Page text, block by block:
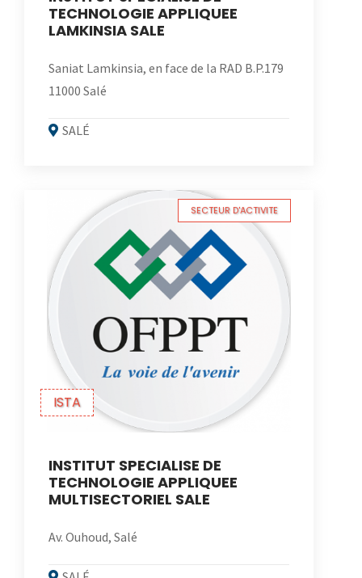
TECHNOLOGIE APPLIQUEE
LAMKINSIA SALE
Saniat Lamkinsia, en face de la RAD B.P.179
11000 Salé
SALÉ
ISTA
SECTEUR D'ACTIVITE
INSTITUT SPECIALISE DE
TECHNOLOGIE APPLIQUEE
MULTISECTORIEL SALE
Av. Ouhoud, Salé